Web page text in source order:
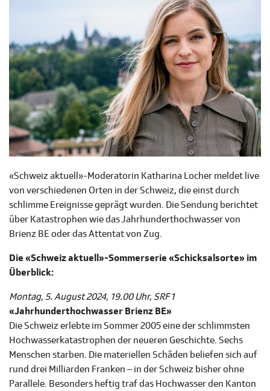
«Schweiz aktuell»-Moderatorin Katharina Locher meldet live
von verschiedenen Orten in der Schweiz, die einst durch
schlimme Ereignisse geprägt wurden. Die Sendung berichtet
über Katastrophen wie das Jahrhunderthochwasser von
Brienz BE oder das Attentat von Zug.
Die «Schweiz aktuell»-Sommerserie «Schicksalsorte» im
Überblick:
Montag, 5. August 2024, 19.00 Uhr, SRF 1
«Jahrhunderthochwasser Brienz BE»
Die Schweiz erlebte im Sommer 2005 eine der schlimmsten
Hochwasserkatastrophen der neueren Geschichte. Sechs
Menschen starben. Die materiellen Schäden beliefen sich auf
rund drei Milliarden Franken – in der Schweiz bisher ohne
Parallele. Besonders heftig traf das Hochwasser den Kanton